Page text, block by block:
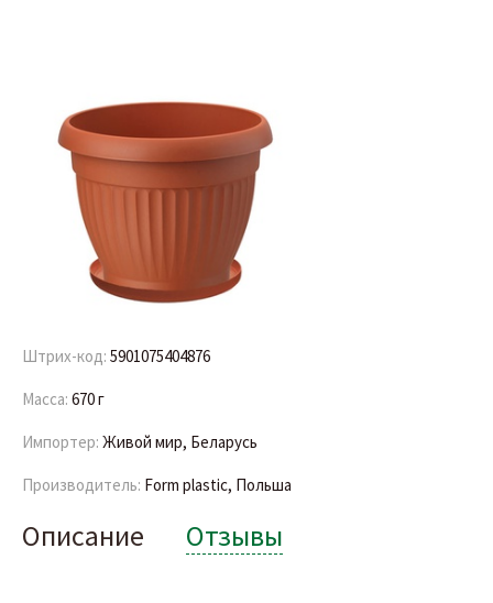
Штрих-код: 5901075404876
Масса: 670 г
Импортер: Живой мир, Беларусь
Производитель: Form plastic, Польша
Описание Отзывы